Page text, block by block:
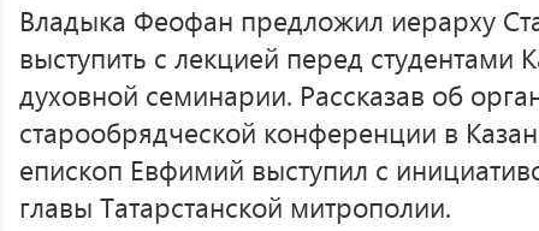
Владыка Феофан предложил иерарху
выступить с лекцией перед студентами
духовной семинарии. Рассказав об
старообрядческой конференции в
епископ Евфимий выступил с
главы Татарстанской митрополии.